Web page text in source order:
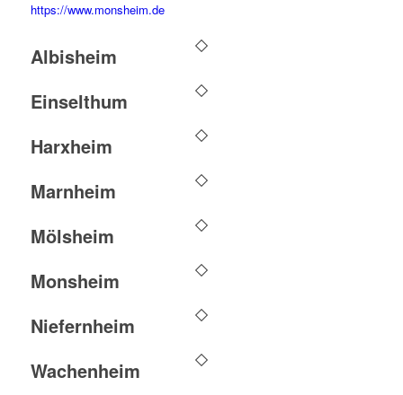
https://www.monsheim.de
Albisheim
Einselthum
Harxheim
Marnheim
Mölsheim
Monsheim
Niefernheim
Wachenheim